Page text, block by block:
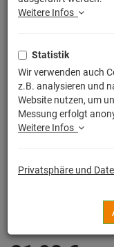
Egal ob witziger
Deine originellen
Qualitätskontrollen
Weitere Infos
Statistik
Wir verwenden auch
z.B. analysieren und
Website nutzen, um
Messung erfolgt
Weitere Infos
Privatsphäre und